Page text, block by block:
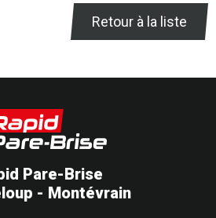
Retour à la liste
Pare-Brise
- Montévrain